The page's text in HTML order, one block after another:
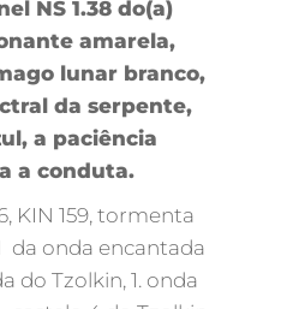
NS 1.38 do(a)
amarela,
lunar branco,
da serpente,
a paciência
a conduta.
KIN 159, tormenta
da onda encantada
do Tzolkin, 1. onda